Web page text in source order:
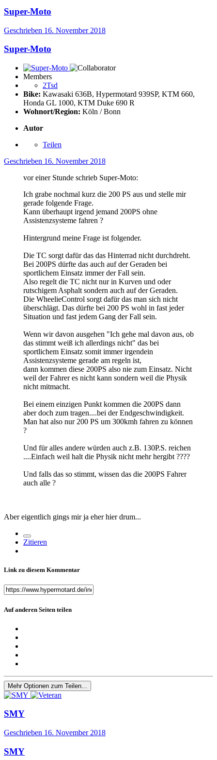
Super-Moto
Geschrieben 16. November 2018
Super-Moto
Members
2Tsd
Bike: Kawasaki 636B, Hypermotard 939SP, KTM 660,
Honda GL 1000, KTM Duke 690 R
Wohnort/Region: Köln / Bonn
Autor
Teilen
Geschrieben 16. November 2018
vor einer Stunde schrieb Super-Moto:
Ich grabe nochmal kurz die 200 PS aus und stelle mir
gerade folgende Frage.
Kann überhaupt irgend jemand 200PS ohne
Assistenzsysteme fahren ?
Hintergrund meine Frage ist folgender.
Die TC sorgt dafür das das Hinterrad nicht durchdreht.
Bei 200PS dürfte das auch auf der Geraden bei
sportlichem Einsatz immer der Fall sein.
Also regelt die TC nicht nur in Kurven und oder
rutschigem Asphalt sondern auch auf der Geraden.
Die WheelieControl sorgt dafür das man sich nicht
überschlägt. Das dürfte bei 200 PS wohl in fast jeder
Situation und fast jedem Gang der Fall sein.
Wenn wir davon ausgehen "Ich gehe mal davon aus, ob
das stimmt weiß ich allerdings nicht" das bei
sportlichem Einsatz somit immer irgendein
Assistenzsysteme gerade am regeln ist,
dann kommen diese 200PS also nie zum Einsatz. Nicht
weil der Fahrer es nicht kann sondern weil die Physik
nicht mitmacht.
Bei einem einzigen Punkt kommen die 200PS dann
aber doch zum tragen....bei der Endgeschwindigkeit.
Man hat also nur 200 PS um 300kmh fahren zu können
?
Und für alles andere würden auch z.B. 130P.S. reichen
....Einfach weil halt die Physik nicht mehr hergibt ????
Und falls das so stimmt, wissen das die 200PS Fahrer
auch alle ?
Aber eigentlich gings mir ja eher hier drum...
Zitieren
Link zu diesem Kommentar
Auf anderen Seiten teilen
Mehr Optionen zum Teilen...
SMY
Geschrieben 16. November 2018
SMY